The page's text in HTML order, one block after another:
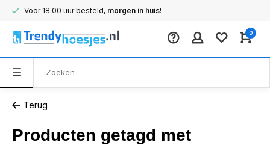
Voor 18:00 uur besteld, morgen in huis!
0
Terug
Producten getagd met